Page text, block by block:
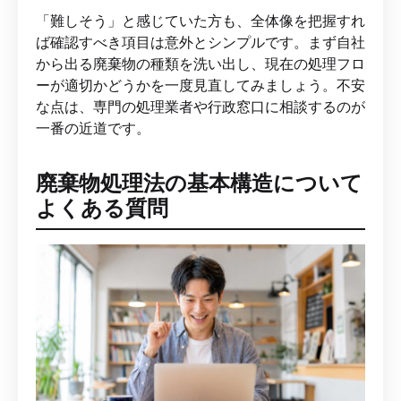
「難しそう」と感じていた方も、全体像を把握すれ
ば確認すべき項目は意外とシンプルです。まず自社
から出る廃棄物の種類を洗い出し、現在の処理フロ
ーが適切かどうかを一度見直してみましょう。不安
な点は、専門の処理業者や行政窓口に相談するのが
一番の近道です。
廃棄物処理法の基本構造について
よくある質問